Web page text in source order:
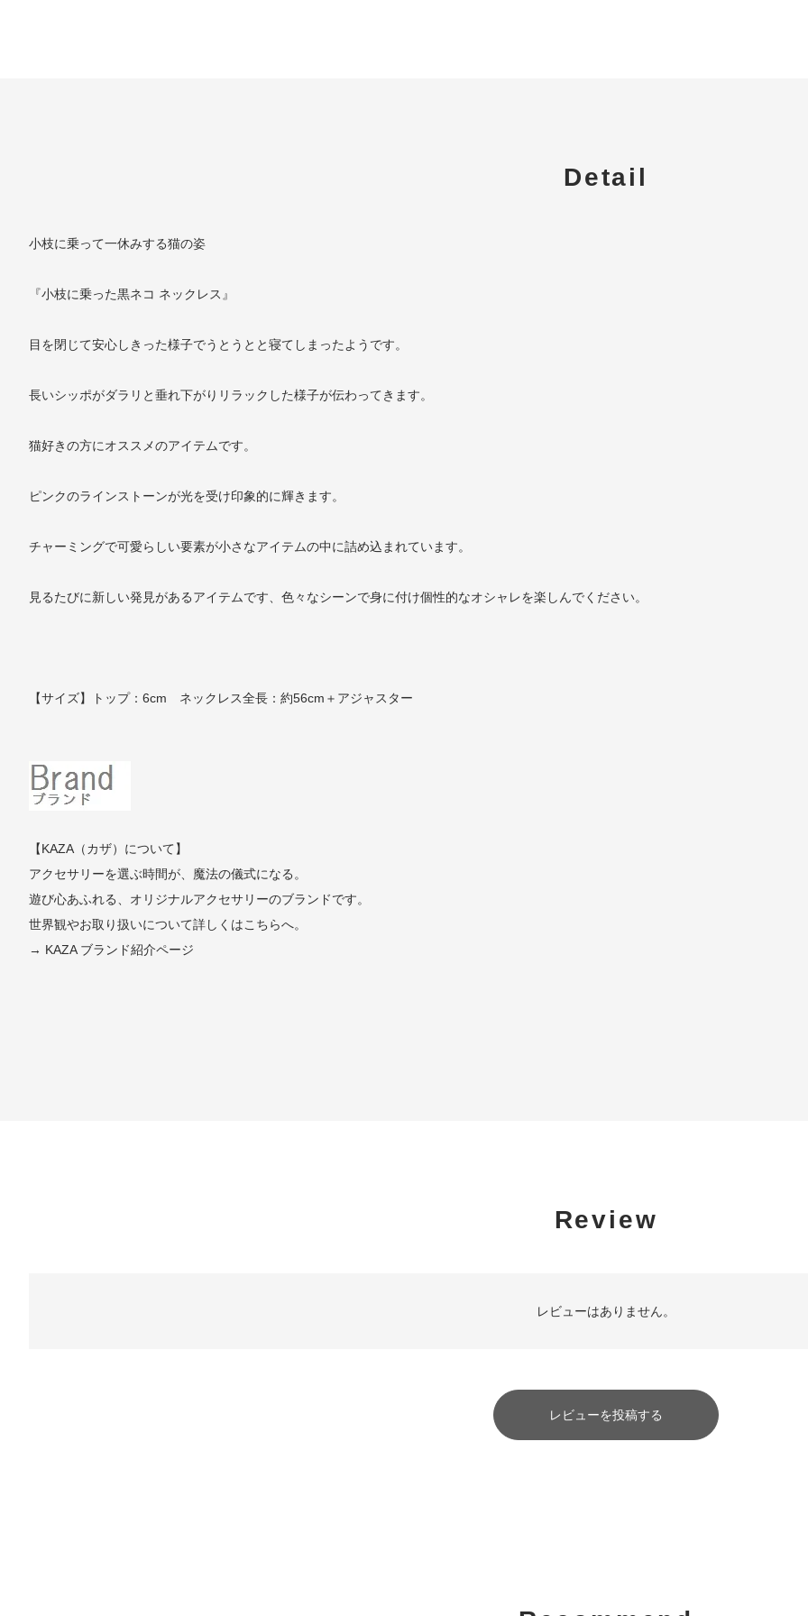
Detail
小枝に乗って一休みする猫の姿
『小枝に乗った黒ネコ ネックレス』
目を閉じて安心しきった様子でうとうとと寝てしまったようです。
長いシッポがダラリと垂れ下がりリラックした様子が伝わってきます。
猫好きの方にオススメのアイテムです。
ピンクのラインストーンが光を受け印象的に輝きます。
チャーミングで可愛らしい要素が小さなアイテムの中に詰め込まれています。
見るたびに新しい発見があるアイテムです、色々なシーンで身に付け個性的なオシャレを楽しんでください。
【サイズ】トップ：6cm ネックレス全長：約56cm＋アジャスター
【KAZA（カザ）について】
アクセサリーを選ぶ時間が、魔法の儀式になる。
遊び心あふれる、オリジナルアクセサリーのブランドです。
世界観やお取り扱いについて詳しくはこちらへ。
→ KAZA ブランド紹介ページ
Review
レビューはありません。
レビューを投稿する